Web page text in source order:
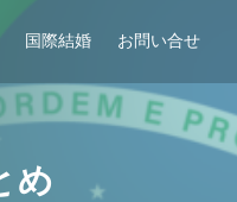
国際結婚 お問い合せ
め